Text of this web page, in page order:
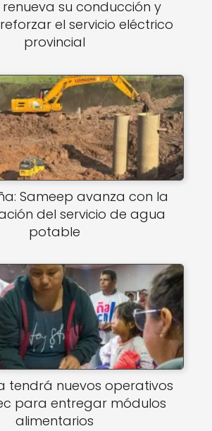
renueva su conducción y
el servicio eléctrico
provincial
Sameep avanza con la
del servicio de agua
potable
tendrá nuevos operativos
para entregar módulos
alimentarios